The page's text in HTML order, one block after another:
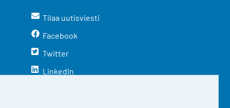
Tilaa uutisviesti
Facebook
Twitter
LinkedIn